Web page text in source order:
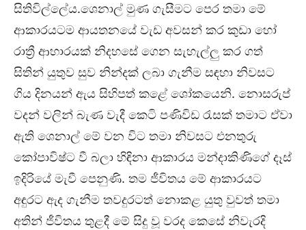
සිතිවිල්ලේය.ශෙනාල් මුණ ගැසීමට පෙර තමා මේ
ආකාරයටම ආයතනයේ වැඩ අවසන් කර කුඩා හෝ
රාත්‍රී ආහාරයක් නිදහසේ ගෙන සැහැල්ලු කර ගත්
සිතින් යුතුව සුව නින්දක් ලබා ගැනීම සඳහා නිවසට
ගිය දිනයන් ඇය සිහිපත් කළේ ශෝකයෙනි. නොසරුප්
වදන් වලින් බැණ වැදී කෙටි පණිවිඩ රැසක් තමාට ඒවා
ඇති ශෙනාල් මේ වන විට තමා නිවසට එනතුරු
කෝපාවිෂ්ට වී බලා හිඳිනා ආකාරය මන්දාකිණිගේ දෑස්
ඉදිරියේ මැවී පෙනුණි. තම ජීවිතය මේ ආකාරයට
අඳුරට ඇද ගැනීම තවදුරටත් නොකළ යුතු වුවත් තමා
අතින් ජීවිතය තුළදී මේ සිදු වූ වරද කෙසේ නිවැරදි